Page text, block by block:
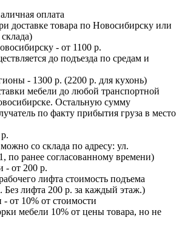
оплата
доставке товара по Новосибирску или
- от 1100 р.
до подъезда по средам и
- 1300 р. (2200 р. для кухонь)
мебели до любой транспортной
Остальную сумму
по факту прибытия груза в место
можно со склада по адресу: ул.
по ранее согласованному времени)
- от 200 р.
лифта стоимость подъема
Без лифта 200 р. за каждый этаж.)
от 10% от стоимости
мебели 10% от цены товара, но не